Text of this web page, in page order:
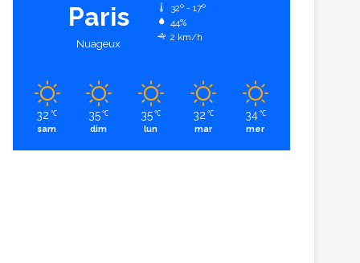
Paris
Nuageux
32º - 17º
44%
2 km/h
32 ℃
sam
35 ℃
dim
35 ℃
lun
32 ℃
mar
34 ℃
mer